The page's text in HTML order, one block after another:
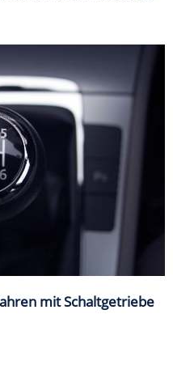
mit Schaltgetriebe